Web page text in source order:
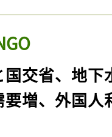
国交省、地下
増、外国人